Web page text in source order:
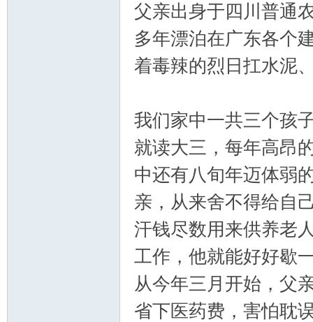
父亲出身于四川普通
多年漂泊在广东各个
着毒辣的烈日扛水泥
我们家中一共三个孩
就读大三，每年高昂
中还有八旬年迈体弱
亲，从来舍不得给自
汗钱尽数用来供养老
工作，他就能好好歇
从今年三月开始，父
省下医药费，害怕耽